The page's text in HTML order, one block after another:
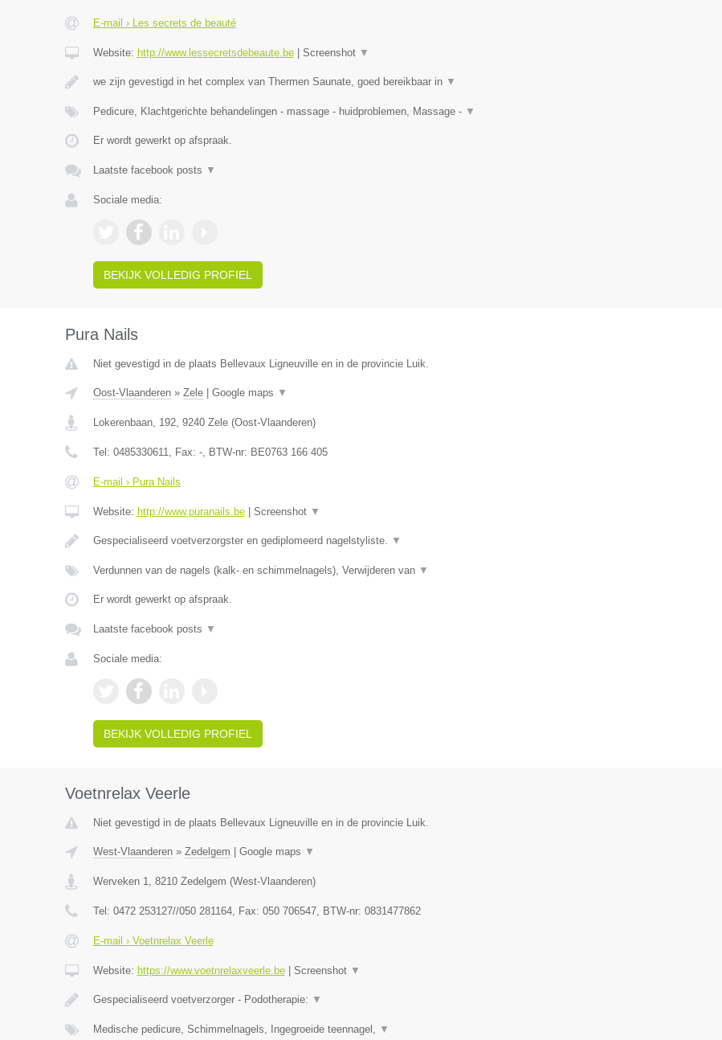
E-mail › Les secrets de beauté
Website: http://www.lessecretsdebeaute.be| Screenshot ▼
we zijn gevestigd in het complex van Thermen Saunate, goed bereikbaar in ▼
Pedicure, Klachtgerichte behandelingen - massage - huidproblemen, Massage - ▼
Er wordt gewerkt op afspraak.
Laatste facebook posts ▼
Sociale media:
BEKIJK VOLLEDIG PROFIEL
Pura Nails
Niet gevestigd in de plaats Bellevaux Ligneuville en in de provincie Luik.
Oost-Vlaanderen» Zele| Google maps ▼
Lokerenbaan, 192, 9240 Zele(Oost-Vlaanderen)
Tel: 0485330611, Fax: -, BTW-nr: BE0763 166 405
E-mail › Pura Nails
Website: http://www.puranails.be| Screenshot ▼
Gespecialiseerd voetverzorgster en gediplomeerd nagelstyliste. ▼
Verdunnen van de nagels (kalk- en schimmelnagels), Verwijderen van ▼
Er wordt gewerkt op afspraak.
Laatste facebook posts ▼
Sociale media:
BEKIJK VOLLEDIG PROFIEL
Voetnrelax Veerle
Niet gevestigd in de plaats Bellevaux Ligneuville en in de provincie Luik.
West-Vlaanderen» Zedelgem Google maps ▼
Werveken 1, 8210 Zedelgem (West-Vlaanderen)
Tel: 0472 253127//050 281164, Fax: 050 706547, BTW-nr: 0831477862
E-mail › Voetnrelax Veerle
Website: https://www.voetnrelaxveerle.be| Screenshot ▼
Gespecialiseerd voetverzorger - Podotherapie: ▼
Medische pedicure, Schimmelnagels, Ingegroeide teennagel, ▼